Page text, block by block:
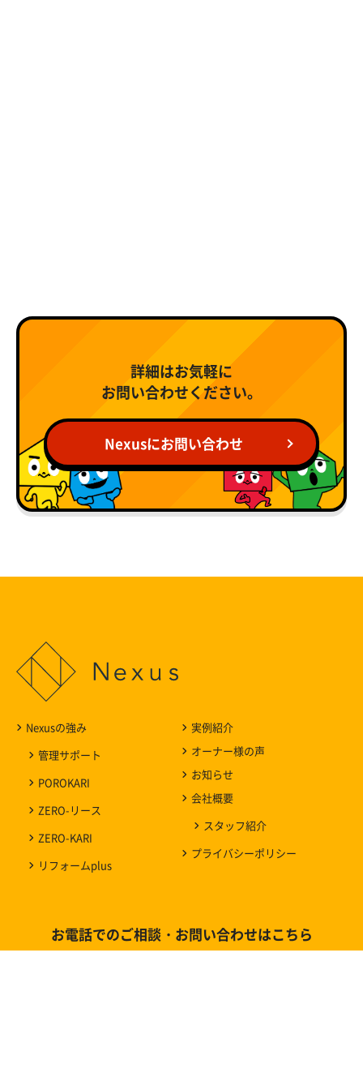
詳細はお気軽に
お問い合わせください。
Nexusにお問い合わせ
Nexusの強み
管理サポート
POROKARI
ZERO-リース
ZERO-KARI
リフォームplus
実例紹介
オーナー様の声
お知らせ
会社概要
スタッフ紹介
プライバシーポリシー
お電話でのご相談・お問い合わせはこちら